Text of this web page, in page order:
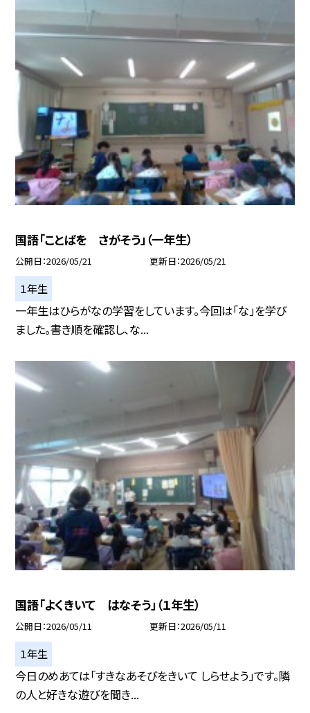
国語「ことばを さがそう」（一年生）
公開日 2026/05/21 更新日 2026/05/21
１年生
一年生はひらがなの学習をしています。今回は「な」を学び
ました。書き順を確認し、な...
国語「よくきいて はなそう」（１年生）
公開日 2026/05/11 更新日 2026/05/11
１年生
今日のめあては「すきなあそびをきいて しらせよう」です。隣
の人と好きな遊びを聞き...